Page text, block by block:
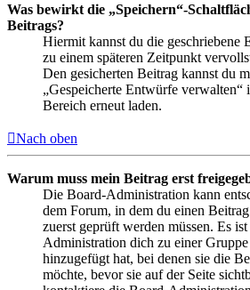
Was bewirkt die „Speichern“-
Beitrags?
Hiermit kannst du die geschriebene
zu einem späteren Zeitpunkt
Den gesicherten Beitrag kannst du
„Gespeicherte Entwürfe verwalten“
Bereich erneut laden.
Nach oben
Warum muss mein Beitrag erst
Die Board-Administration kann
dem Forum, in dem du einen
zuerst geprüft werden müssen. Es
Administration dich zu einer
hinzugefügt hat, bei denen sie die
möchte, bevor sie auf der Seite